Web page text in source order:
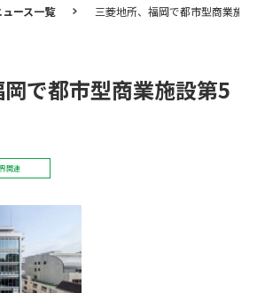
ース一覧 三菱地所、福岡で都市型商業施
で都市型商業施設第5
関連